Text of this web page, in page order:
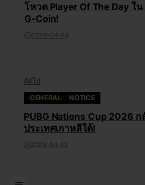
โหวต Player Of The Day ใ
G-Coin!
2026-04-04
ถัดไป
GENERAL
NOTICE
PUBG Nations Cup 2026
ประเทศเกาหลีใต้!
2026-04-22